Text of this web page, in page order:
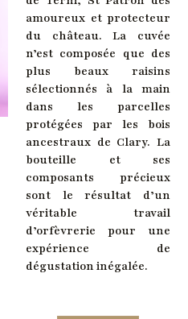
amoureux et protecteur
du château. La cuvée
n’est composée que des
plus beaux raisins
sélectionnés à la main
dans les parcelles
protégées par les bois
ancestraux de Clary. La
bouteille et ses
composants précieux
sont le résultat d’un
véritable travail
d’orfèvrerie pour une
expérience de
dégustation inégalée.